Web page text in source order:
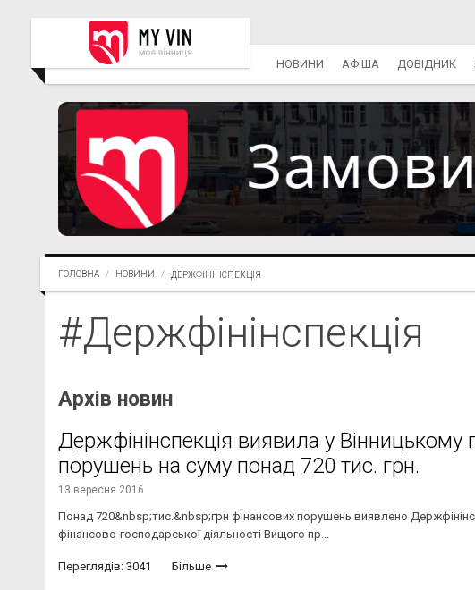
НОВИНИ АФІША ДОВІДНИК
ГОЛОВНА НОВИНИ ДЕРЖФІНІНСПЕКЦІЯ
#Держфінінспекція
Архів новин
Держфінінспекція виявила у
порушень на суму понад 720 тис. грн.
13 вересня 2016
Понад 720&nbsp;тис.&nbsp;грн фінансових порушень виявлено
фінансово-господарської діяльності Вищого пр...
Переглядів: 3041 Більше